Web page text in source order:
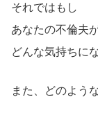
それではもし
あなたの不倫夫
どんな気持ちに
また、どのよう